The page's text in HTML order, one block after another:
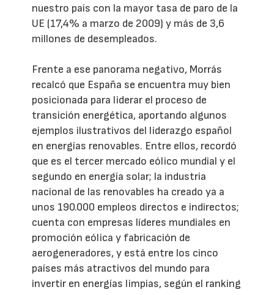
nuestro país con la mayor tasa de paro de la
UE (17,4% a marzo de 2009) y más de 3,6
millones de desempleados.
Frente a ese panorama negativo, Morrás
recalcó que España se encuentra muy bien
posicionada para liderar el proceso de
transición energética, aportando algunos
ejemplos ilustrativos del liderazgo español
en energías renovables. Entre ellos, recordó
que es el tercer mercado eólico mundial y el
segundo en energía solar; la industria
nacional de las renovables ha creado ya a
unos 190.000 empleos directos e indirectos;
cuenta con empresas líderes mundiales en
promoción eólica y fabricación de
aerogeneradores, y está entre los cinco
países más atractivos del mundo para
invertir en energías limpias, según el ranking